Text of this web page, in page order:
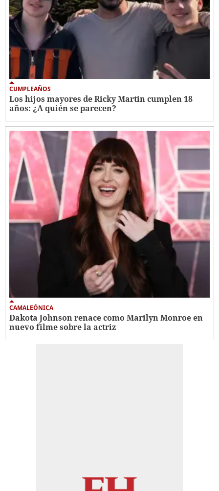
CUMPLEAÑOS
Los hijos mayores de Ricky Martin cumplen 18
años: ¿A quién se parecen?
CAMALEÓNICA
Dakota Johnson renace como Marilyn Monroe en
nuevo filme sobre la actriz